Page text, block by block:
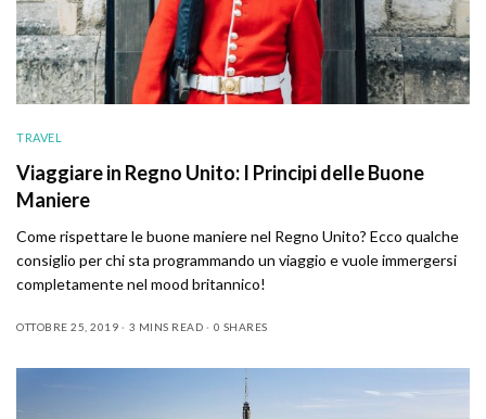
TRAVEL
Viaggiare in Regno Unito: I Principi delle Buone
Maniere
Come rispettare le buone maniere nel Regno Unito? Ecco qualche
consiglio per chi sta programmando un viaggio e vuole immergersi
completamente nel mood britannico!
OTTOBRE 25, 2019 3 MINS READ 0 SHARES